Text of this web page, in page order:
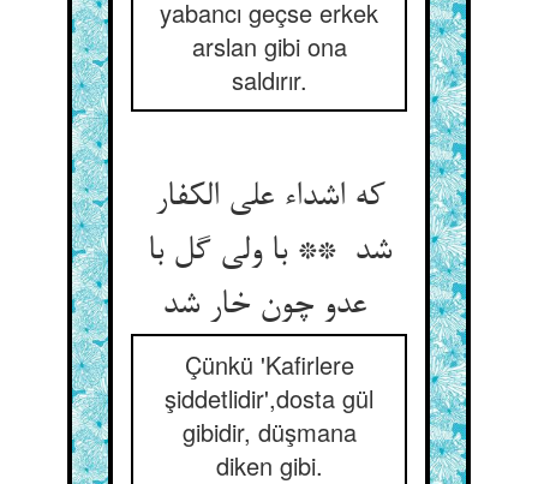
yabancı geçse erkek
arslan gibi ona
saldırır.
که اشداء علی الکفار
شد ** با ولی گل با
Çünkü 'Kafirlere
şiddetlidir',dosta gül
gibidir, düşmana
diken gibi.